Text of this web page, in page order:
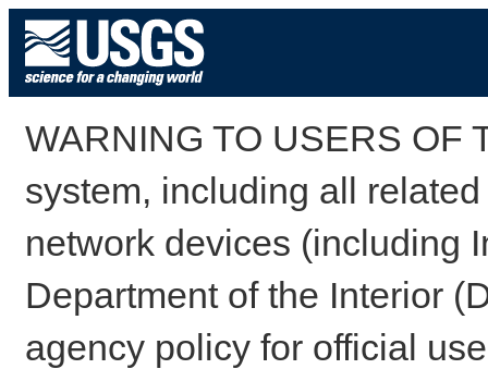
WARNING TO USERS OF
system, including all
network devices (including
Department of the Interior
agency policy for official